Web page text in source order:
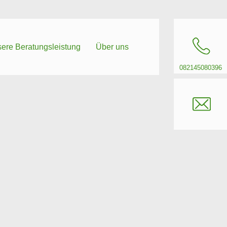
Beratungsleistung Über uns
082145080396